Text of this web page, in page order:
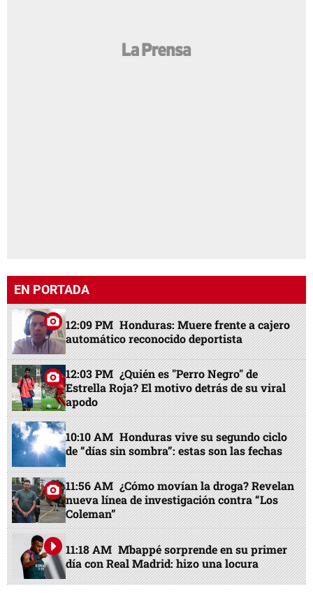
EN PORTADA
12:09 PM Honduras: Muere frente a cajero
automático reconocido deportista
12:03 PM ¿Quién es "Perro Negro" de
Estrella Roja? El motivo detrás de su viral
apodo
10:10 AM Honduras vive su segundo ciclo
de “días sin sombra”: estas son las fechas
11:56 AM ¿Cómo movían la droga? Revelan
nueva línea de investigación contra “Los
Coleman”
11:18 AM Mbappé sorprende en su primer
día con Real Madrid: hizo una locura